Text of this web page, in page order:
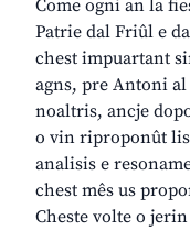
Come ogni an la
Patrie dal Friûl e
chest impuartant
agns, pre Antoni
noaltris, ancje
o vin riproponût lis
analisis e
chest mês us
Cheste volte o